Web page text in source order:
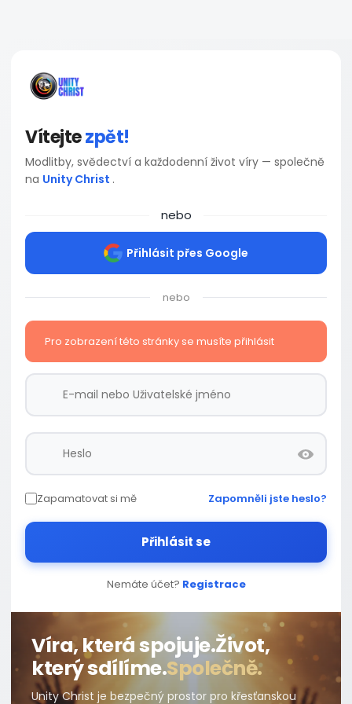
Vítejtezpět!
Modlitby, svědectví a každodenní život víry — společně
na Unity Christ .
nebo
Přihlásit přes Google
nebo
Pro zobrazení této stránky se musíte přihlásit
Zapamatovat si mě Zapomněli jste heslo?
Přihlásit se
Nemáte účet? Registrace
Víra, která spojuje.Život,
který sdílíme.Společně.
Unity Christ je bezpečný prostor pro křesťanskou